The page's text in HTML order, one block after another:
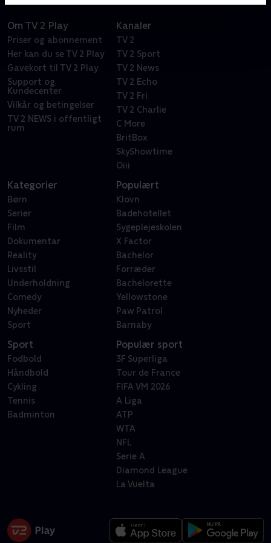
Om TV 2 Play
Priser og abonnement
Her kan du se TV 2 Play
Gavekort til TV 2 Play
Support og
Kundecenter
Vilkår og betingelser
TV 2 NEWS i offentligt
rum
Kanaler
TV 2
TV 2 Sport
TV 2 News
TV 2 Echo
TV 2 Fri
TV 2 Charlie
C More
BritBox
SkyShowtime
Oiii
Kategorier
Børn
Serier
Film
Dokumentar
Reality
Livsstil
Underholdning
Comedy
Nyheder
Sport
Populært
Klovn
Badehotellet
Sygeplejeskolen
X Factor
Bachelor
Forræder
Bachelorette
Yellowstone
Paw Patrol
Barnaby
Sport
Fodbold
Håndbold
Cykling
Tennis
Badminton
Populær sport
3F Superliga
Tour de France
FIFA VM 2026
A Liga
ATP
WTA
NFL
Serie A
Diamond League
La Vuelta